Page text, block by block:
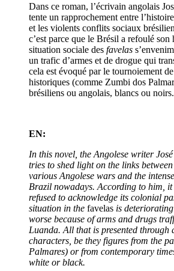
Dans ce roman, l’écrivain angolais
tente un rapprochement entre
et les violents conflits sociaux
c’est parce que le Brésil a refoulé
situation sociale des favelas
un trafic d’armes et de drogue qui
cela est évoqué par le tournoiement
historiques (comme Zumbi dos
brésiliens ou angolais, blancs ou noirs.
EN:
In this novel, the Angolese writer
tries to shed light on the links
various Angolese wars and the
Brazil nowadays. According to him,
refused to acknowledge its colonial
situation in the favelas is
worse because of arms and drugs
Luanda. All that is presented
characters, be they figures from the
Palmares) or from contemporary
white or black.